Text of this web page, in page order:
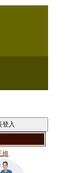
維